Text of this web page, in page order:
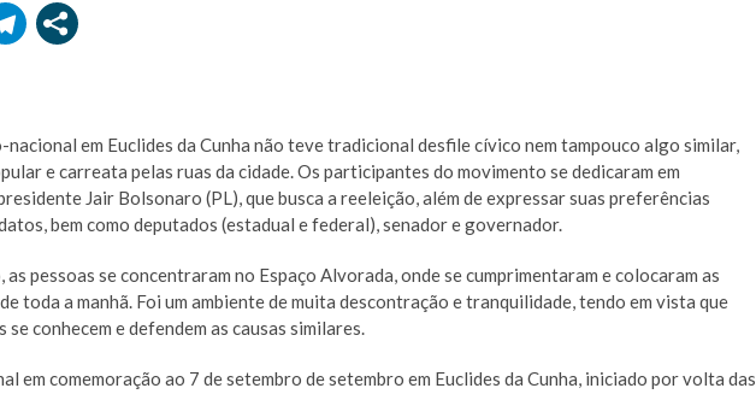
em Euclides da Cunha não teve tradicional desfile cívico nem tampouco algo similar,
e carreata pelas ruas da cidade. Os participantes do movimento se dedicaram em
Jair Bolsonaro (PL), que busca a reeleição, além de expressar suas preferências
bem como deputados (estadual e federal), senador e governador.
pessoas se concentraram no Espaço Alvorada, onde se cumprimentaram e colocaram as
toda a manhã. Foi um ambiente de muita descontração e tranquilidade, tendo em vista que
se conhecem e defendem as causas similares.
em comemoração ao 7 de setembro de setembro em Euclides da Cunha, iniciado por volta das